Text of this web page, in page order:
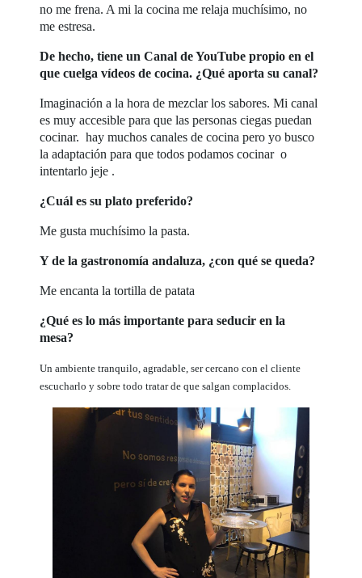
no me frena. A mi la cocina me relaja muchísimo, no
me estresa.
De hecho, tiene un Canal de YouTube propio en el
que cuelga vídeos de cocina. ¿Qué aporta su canal?
Imaginación a la hora de mezclar los sabores. Mi canal
es muy accesible para que las personas ciegas puedan
cocinar. hay muchos canales de cocina pero yo busco
la adaptación para que todos podamos cocinar o
intentarlo jeje .
¿Cuál es su plato preferido?
Me gusta muchísimo la pasta.
Y de la gastronomía andaluza, ¿con qué se queda?
Me encanta la tortilla de patata
¿Qué es lo más importante para seducir en la
mesa?
Un ambiente tranquilo, agradable, ser cercano con el cliente
escucharlo y sobre todo tratar de que salgan complacidos.